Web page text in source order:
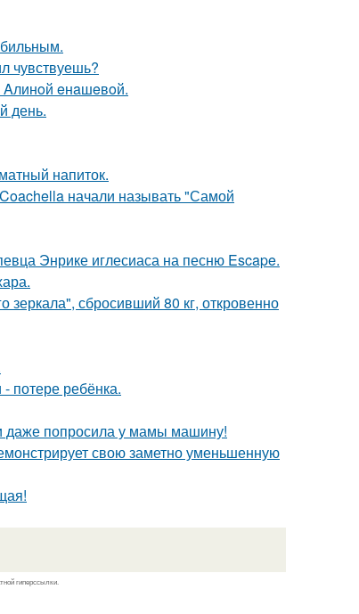
чувствуешь?
Aлинoй eнaшeвoй.
день.
напиток.
начали называть "Самой
Энрике иглесиаса на песню Escape.
сбросивший 80 кг, откровенно
потере ребёнка.
даже попросила у мамы машину!
свою заметно уменьшенную
гиперссылки.